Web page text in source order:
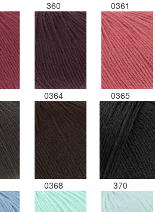
360 0361
0364 0365
0368 370